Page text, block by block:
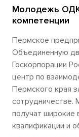
Молодежь
компетенции
Пермское
Объединенную
Госкорпорации
центр по
Пермского края
получат широкие
квалификации и